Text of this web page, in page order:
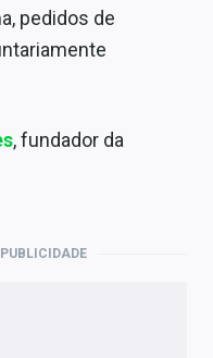
pedidos de
, fundador da